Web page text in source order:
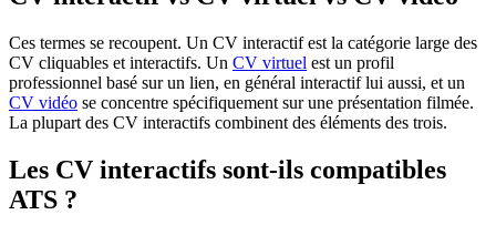
Ces termes se recoupent. Un CV interactif est la catégorie large des
CV cliquables et interactifs. Un CV virtuel est un profil
professionnel basé sur un lien, en général interactif lui aussi, et un
CV vidéo se concentre spécifiquement sur une présentation filmée.
La plupart des CV interactifs combinent des éléments des trois.
Les CV interactifs sont-ils compatibles
ATS ?